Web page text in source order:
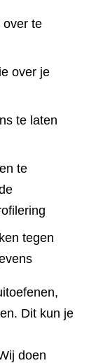
over te
over je
te laten
te
tegen
Dit kun je
doen